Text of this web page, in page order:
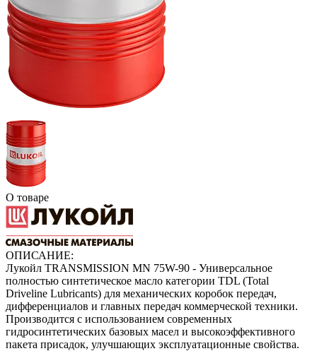
О товаре
ОПИСАНИЕ:
Лукойл TRANSMISSION MN 75W-90 - Универсальное
полностью синтетическое масло категории TDL (Total
Driveline Lubricants) для механических коробок передач,
дифференциалов и главных передач коммерческой техники.
Производится с использованием современных
гидросинтетических базовых масел и высокоэффективного
пакета присадок, улучшающих эксплуатационные свойства.